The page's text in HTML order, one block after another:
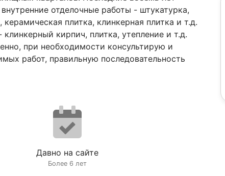
отделочные работы - штукатурка,
плитка, клинкерная плитка и т.д.
кирпич, плитка, утепление и т.д.
при необходимости консультирую и
работ, правильную последовательность
Давно на сайте
Более 6 лет